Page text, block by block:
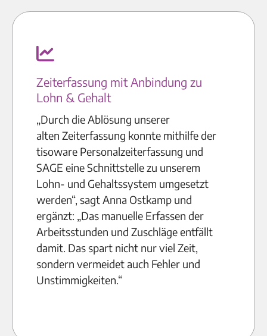
Zeiterfassung mit Anbindung zu
Lohn & Gehalt
„Durch die Ablösung unserer
alten Zeiterfassung konnte mithilfe der
tisoware Personalzeiterfassung und
SAGE eine Schnittstelle zu unserem
Lohn- und Gehaltssystem umgesetzt
werden“, sagt Anna Ostkamp und
ergänzt: „Das manuelle Erfassen der
Arbeitsstunden und Zuschläge entfällt
damit. Das spart nicht nur viel Zeit,
sondern vermeidet auch Fehler und
Unstimmigkeiten.“